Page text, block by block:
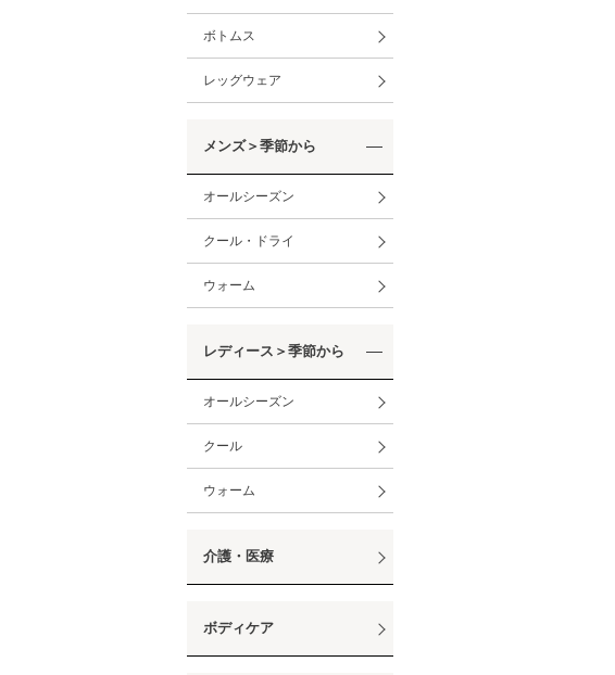
ボトムス
レッグウェア
メンズ＞季節から
オールシーズン
クール・ドライ
ウォーム
レディース＞季節から
オールシーズン
クール
ウォーム
介護・医療
ボディケア